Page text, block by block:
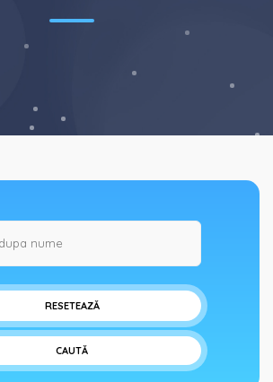
RESETEAZĂ
CAUTĂ